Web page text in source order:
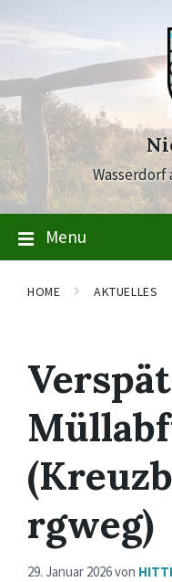
to
to
to
Wasserdorf
Menu
HOME AKTUELLES
rgweg)
29. Januar 2026von